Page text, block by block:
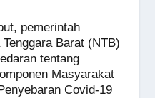
pemerintah
Barat (NTB)
tentang
Masyarakat
Covid-19